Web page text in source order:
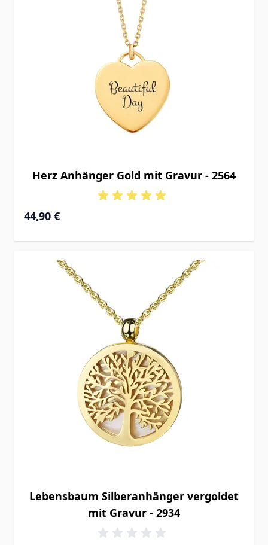
Herz Anhänger Gold mit Gravur - 2564
44,90 €
Lebensbaum Silberanhänger vergoldet
mit Gravur - 2934